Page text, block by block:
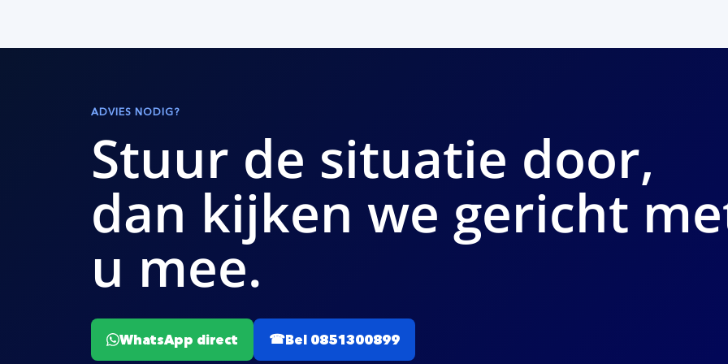
ADVIES NODIG?
Stuur de situatie door,
dan kijken we gericht
u mee.
WhatsApp direct Bel 0851300899